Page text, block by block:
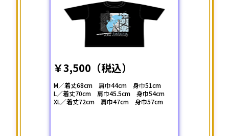
￥3,500（税込）
M／着丈68cm 肩巾44cm 身巾51cm
L／着丈70cm 肩巾45.5cm 身巾54cm
XL／着丈72cm 肩巾47cm 身巾57cm